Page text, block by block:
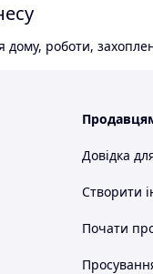
роботи,
Довідка
Створити
Почати